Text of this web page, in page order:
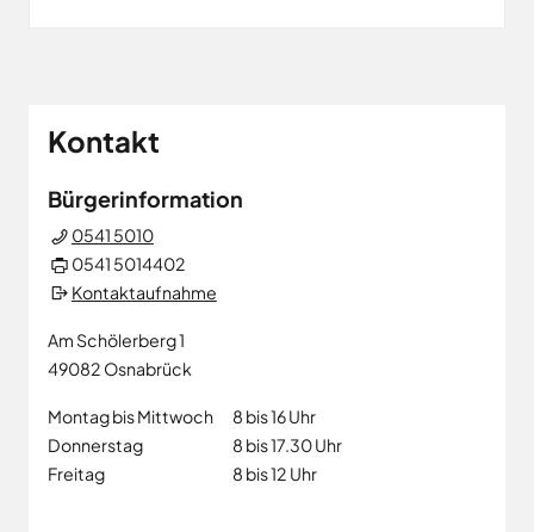
Kontakt
Bürgerinformation
0541 5010
0541 5014402
Kontaktaufnahme
Am Schölerberg 1
49082 Osnabrück
Montag bis Mittwoch
8 bis 16 Uhr
Donnerstag
8 bis 17.30 Uhr
Freitag
8 bis 12 Uhr